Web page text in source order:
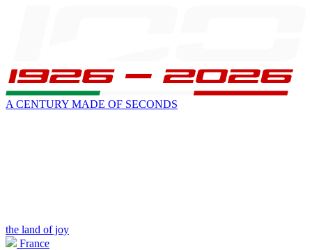
A CENTURY MADE OF SECONDS
the land of joy
France